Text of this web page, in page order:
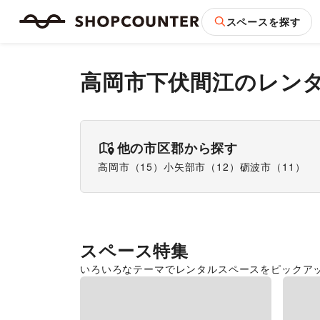
スペースを探す
高岡市下伏間江のレン
他の市区郡から探す
高岡市 （15） 小矢部市 （ 12 ） 砺波市 （ 11 ）
スペース特集
いろいろなテーマでレンタルスペースをピックア